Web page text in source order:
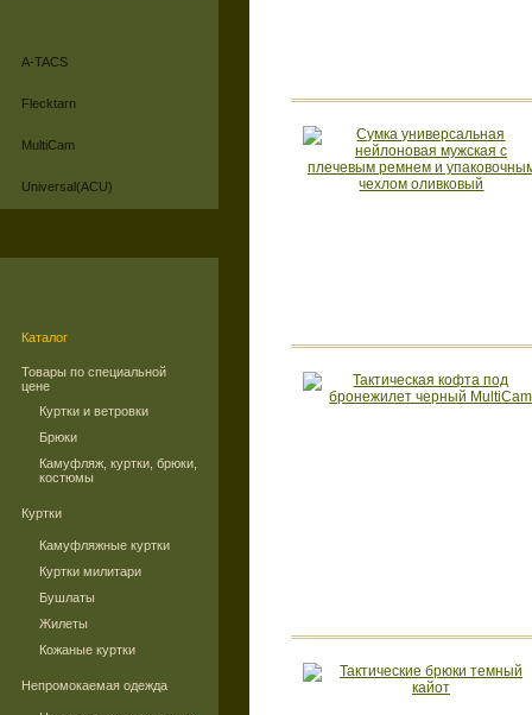
A-TACS
Flecktarn
MultiCam
Universal(ACU)
Каталог
Товары по специальной
цене
Куртки и ветровки
Брюки
Камуфляж, куртки, брюки,
костюмы
Куртки
Камуфляжные куртки
Куртки милитари
Бушлаты
Жилеты
Кожаные куртки
Непромокаемая одежда